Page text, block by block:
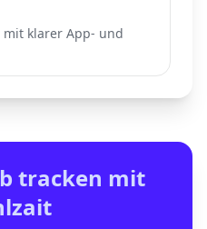
klarer App- und
tracken mit